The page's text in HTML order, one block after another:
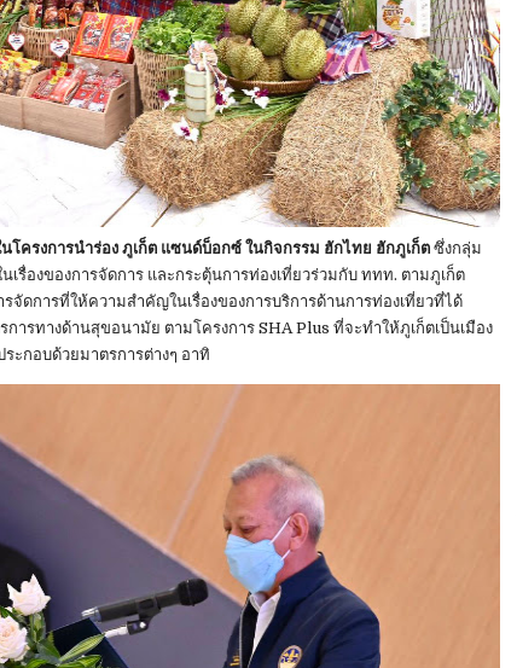
โครงการนำร่อง ภูเก็ต แซนด์บ็อกซ์ ในกิจกรรม ฮักไทย ฮักภูเก็ต ซึ่งกลุ่ม
เรื่องของการจัดการ และกระตุ้นการท่องเที่ยวร่วมกับ ททท. ตามภูเก็ต
จัดการที่ให้ความสำคัญในเรื่องของการบริการด้านการท่องเที่ยวที่ได้
ารทางด้านสุขอนามัย ตามโครงการ SHA Plus ที่จะทำให้ภูเก็ตเป็นเมือง
ะกอบด้วยมาตรการต่างๆ อาทิ